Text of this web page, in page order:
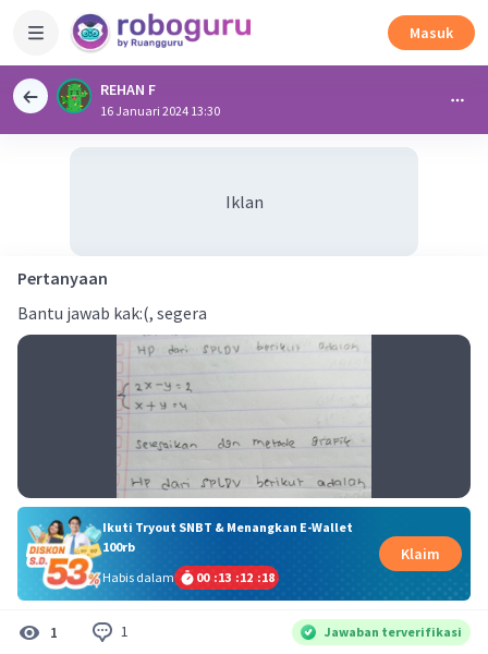
Masuk
REHAN F
16 Januari 2024 13:30
Iklan
Pertanyaan
Bantu jawab kak:(, segera
Ikuti Tryout SNBT & Menangkan E-Wallet
100rb
Habis dalam
00 :13 :12 :18
Klaim
1 1 Jawaban terverifikasi